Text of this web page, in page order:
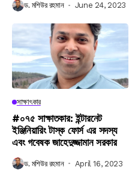
ড. মশিউর রহমান June 24, 2023
সাক্ষাৎকার
#০৭৫ সাক্ষাতকার: ইন্টারনেট
ইঞ্জিনিয়ারিং টাস্ক ফোর্স এর সদস্য
এবং গবেষক জাহেদুজ্জামান সরকার
ড. মশিউর রহমান April 16, 2023